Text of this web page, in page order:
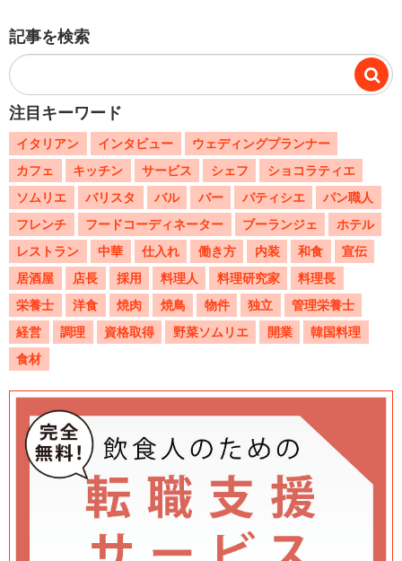
記事を検索
注目キーワード
イタリアン インタビュー
ウェディングプランナー
カフェ
キッチン サービス シェフ
ショコラティエ
ソムリエ
バリスタ バル バー パティシエ
パン職人
フレンチ
フードコーディネーター ブーランジェ
ホテル
レストラン
中華 仕入れ 働き方 内装 和食
宣伝
居酒屋
店長 採用 料理人 料理研究家
料理長
栄養士
洋食 焼肉 焼鳥 物件 独立
管理栄養士
経営
調理 資格取得 野菜ソムリエ 開業
韓国料理
食材